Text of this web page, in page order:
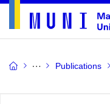
Publications